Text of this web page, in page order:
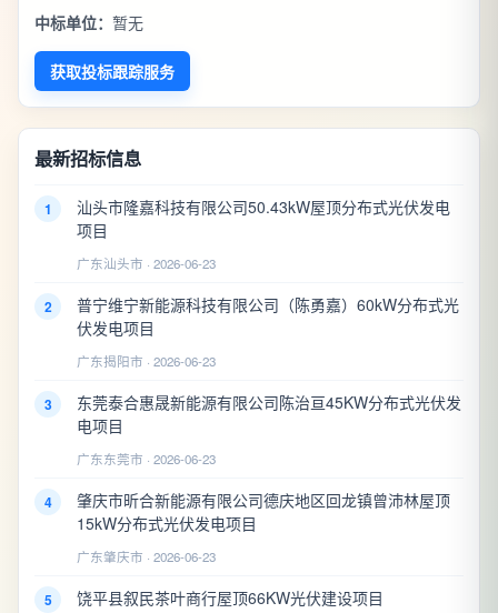
中标单位： 暂无
获取投标跟踪服务
最新招标信息
1
汕头市隆嘉科技有限公司50.43kW屋顶分布式光伏发电
项目
广东汕头市 · 2026-06-23
2
普宁维宁新能源科技有限公司（陈勇嘉）60kW分布式光
伏发电项目
广东揭阳市 · 2026-06-23
3
东莞泰合惠晟新能源有限公司陈治亘45KW分布式光伏发
电项目
广东东莞市 · 2026-06-23
4
肇庆市昕合新能源有限公司德庆地区回龙镇曾沛林屋顶
15kW分布式光伏发电项目
广东肇庆市 · 2026-06-23
5 饶平县叙民茶叶商行屋顶66KW光伏建设项目